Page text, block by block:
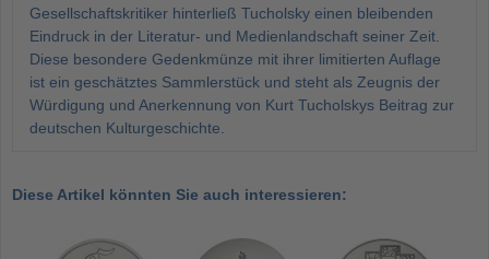
Gesellschaftskritiker hinterließ Tucholsky einen bleibenden
Eindruck in der Literatur- und Medienlandschaft seiner Zeit.
Diese besondere Gedenkmünze mit ihrer limitierten Auflage
ist ein geschätztes Sammlerstück und steht als Zeugnis der
Würdigung und Anerkennung von Kurt Tucholskys Beitrag zur
deutschen Kulturgeschichte.
Diese Artikel könnten Sie auch interessieren: